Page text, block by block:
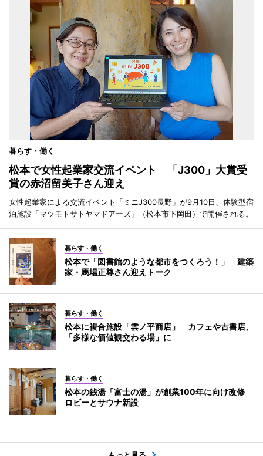
暮らす・働く
松本で女性起業家交流イベント 「J300」大賞受
賞の赤沼留美子さん迎え
女性起業家による交流イベント「ミニJ300長野」が9月10日、体験型宿
泊施設「マツモトサトヤマドアーズ」（松本市下岡田）で開催される。
暮らす・働く
松本で「図書館のような都市をつくろう！」 建築
家・馬場正尊さん迎えトーク
暮らす・働く
松本に複合施設「雲ノ平商店」 カフェや古書店、
「多様な価値観交わる場」に
暮らす・働く
松本の銭湯「富士の湯」が創業100年に向け改修
ロビーとサウナ新設